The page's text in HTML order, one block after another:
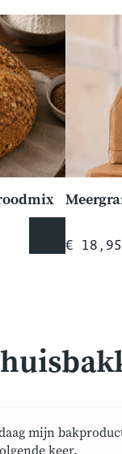
€ 18,95
mijn